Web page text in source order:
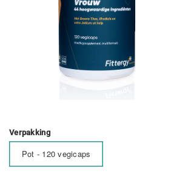
Verpakking
Pot - 120 vegicaps